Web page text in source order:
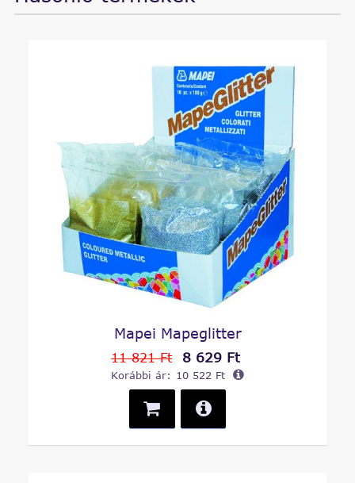
Mapei Mapeglitter
11 821 Ft 8 629 Ft
Korábbi ár: 10 522 Ft